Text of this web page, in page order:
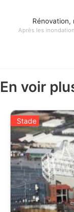
Rénovation,
Après les
En voir
Stade